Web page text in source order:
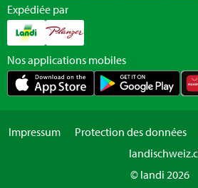
Expédiée par
Nos applications mobiles
Impressum Protection des données
© landi 2026